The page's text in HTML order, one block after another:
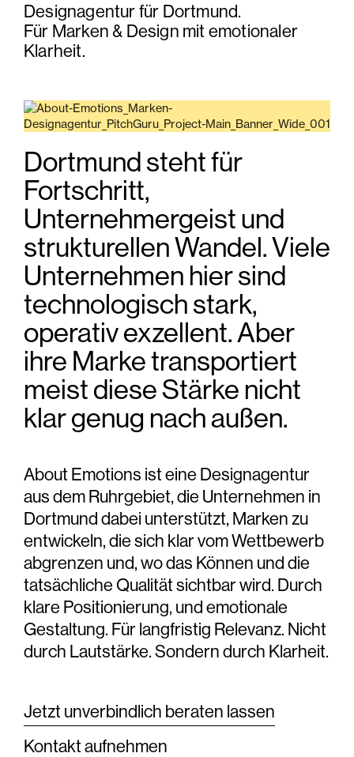
Designagentur für Dortmund.
Für Marken & Design mit emotionaler
Klarheit.
Dortmund steht für
Fortschritt,
Unternehmergeist und
strukturellen Wandel. Viele
Unternehmen hier sind
technologisch stark,
operativ exzellent. Aber
ihre Marke transportiert
meist diese Stärke nicht
klar genug nach außen.
About Emotions ist eine Designagentur
aus dem Ruhrgebiet, die Unternehmen in
Dortmund dabei unterstützt, Marken zu
entwickeln, die sich klarvom Wettbewerb
abgrenzen und, wo das Können und die
tatsächliche Qualität sichtbar wird. Durch
klare Positionierung, und emotionale
Gestaltung. Für langfristig Relevanz. Nicht
durch Lautstärke. Sondern durch Klarheit.
Jetzt unverbindlich beraten lassen
Kontakt aufnehmen